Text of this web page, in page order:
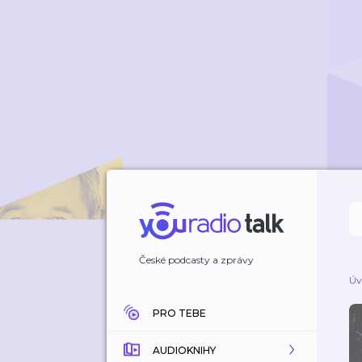
České podcasty a zprávy
PRO TEBE
AUDIOKNIHY